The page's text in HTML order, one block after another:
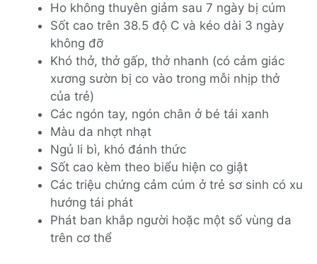
Ho không thuyên giảm sau 7 ngày bị cúm
Sốt cao trên 38.5 độ C và kéo dài 3 ngày
không đỡ
Khó thở, thở gấp, thở nhanh (có cảm giác
xương sườn bị co vào trong mỗi nhịp thở
của trẻ)
Các ngón tay, ngón chân ở bé tái xanh
Màu da nhợt nhạt
Ngủ li bì, khó đánh thức
Sốt cao kèm theo biểu hiện co giật
Các triệu chứng cảm cúm ở trẻ sơ sinh có xu
hướng tái phát
Phát ban khắp người hoặc một số vùng da
trên cơ thể